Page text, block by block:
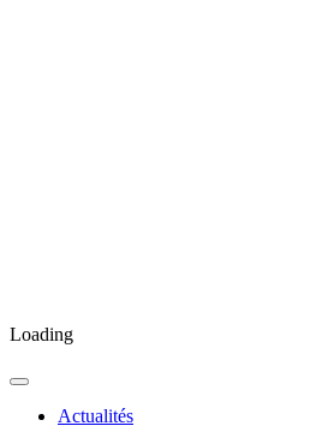
Loading
Actualités